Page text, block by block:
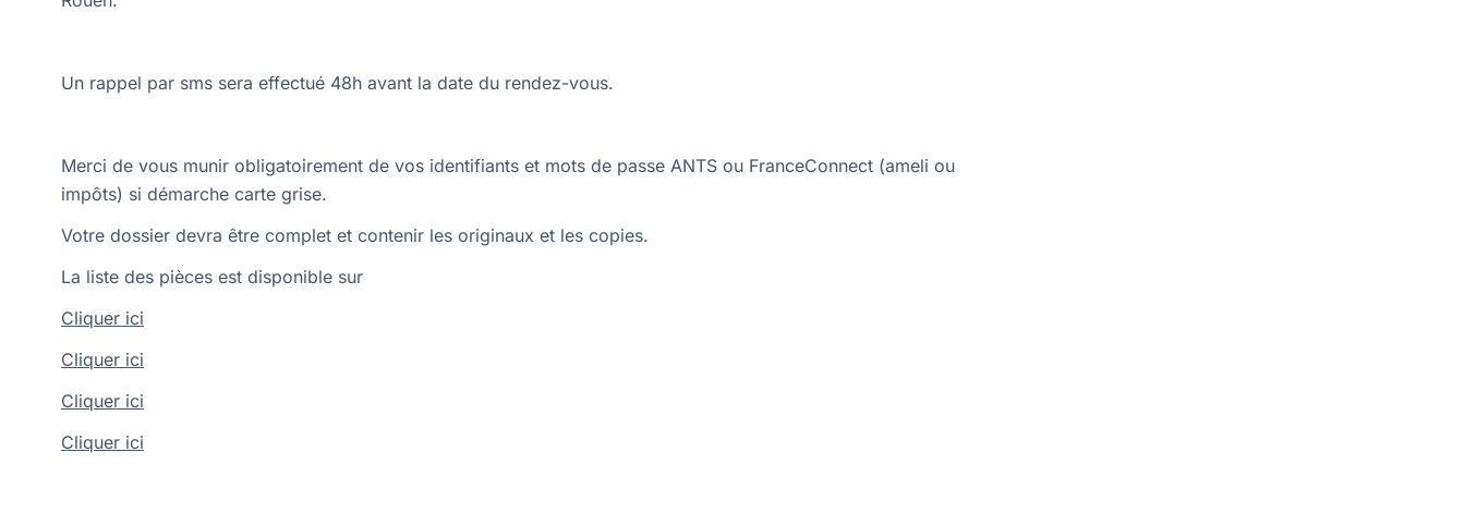
Un rappel par sms sera effectué 48h avant la date du rendez-vous.
Merci de vous munir obligatoirement de vos identifiants et mots de passe ANTS ou FranceConnect (ameli ou
impôts) si démarche carte grise.
Votre dossier devra être complet et contenir les originaux et les copies.
La liste des pièces est disponible sur
Cliquer ici
Cliquer ici
Cliquer ici
Cliquer ici